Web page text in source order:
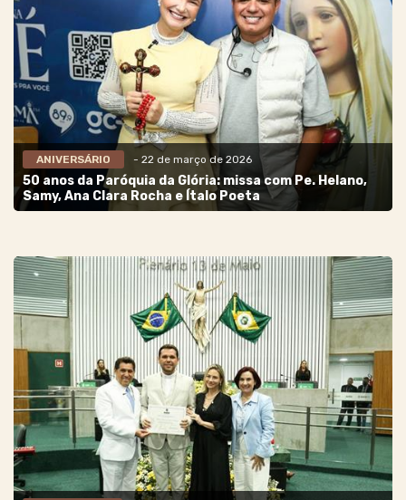
ANIVERSÁRIO - 22 de março de 2026
50 anos da Paróquia da Glória: missa com Pe. Helano,
Samy, Ana Clara Rocha e Ítalo Poeta